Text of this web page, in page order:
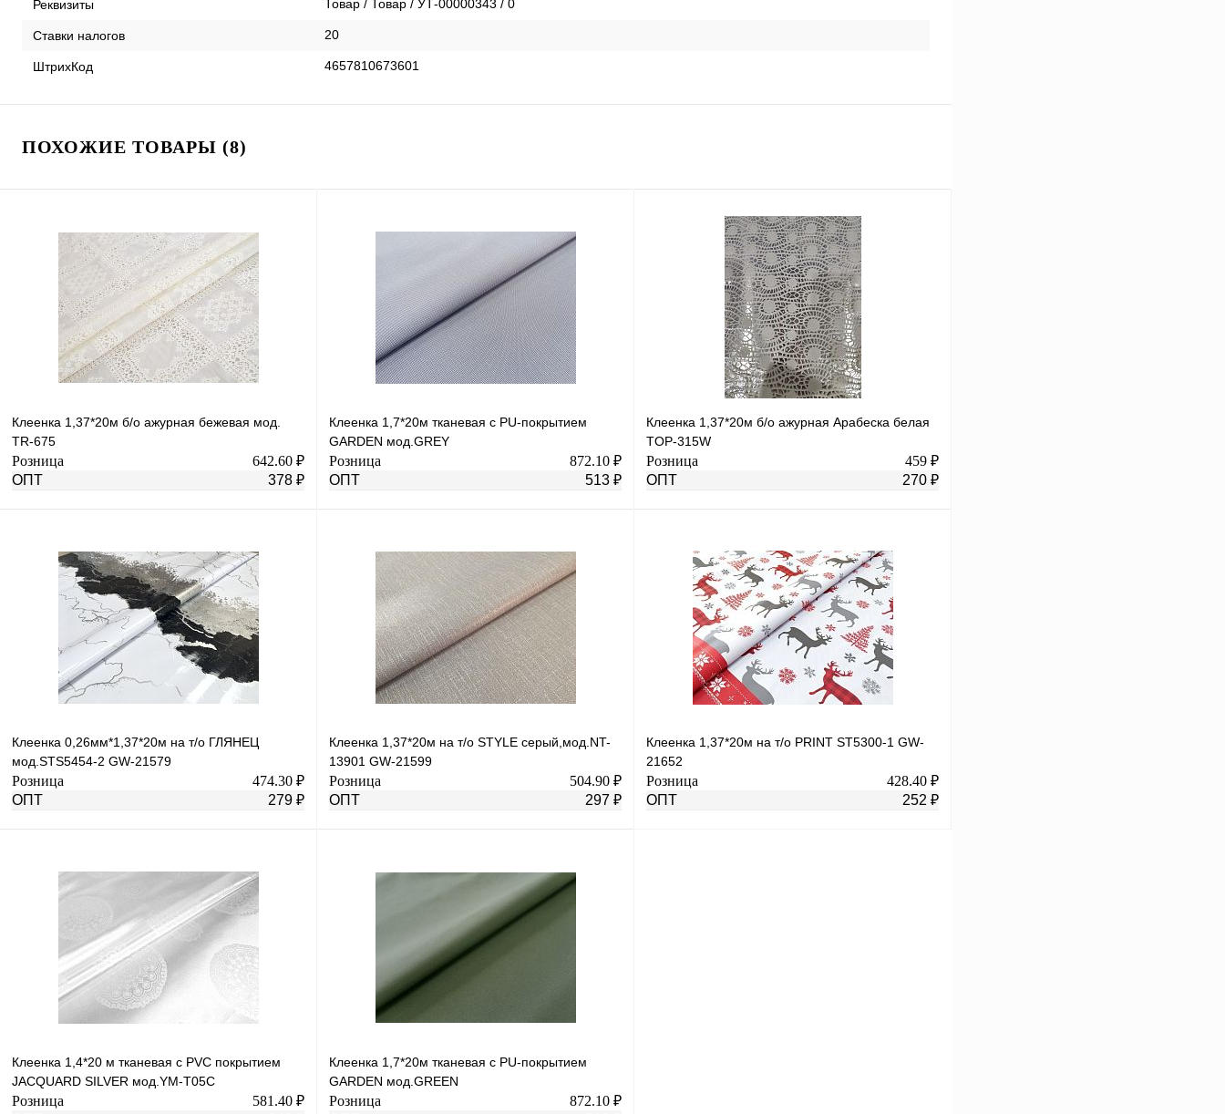
Реквизиты Товар / Товар / УТ-00000343 / 0
Ставки налогов 20
ШтрихКод 4657810673601
ПОХОЖИЕ ТОВАРЫ (8)
Клеенка 1,37*20м б/о ажурная бежевая мод.
TR-675
Розница
642.60 ₽
ОПТ
378 ₽
Купить в 1 клик К сравнению
В избранное
В
наличии
Клеенка 1,7*20м тканевая с PU-покрытием
GARDEN мод.GREY
Розница
872.10 ₽
ОПТ
513 ₽
Купить в 1 клик К сравнению
В избранное
В
наличии
Клеенка 1,37*20м б/о ажурная Арабеска белая
TOP-315W
Розница
459 ₽
ОПТ
270 ₽
Купить в 1 клик К сравнению
В избранное
В
наличии
Клеенка 0,26мм*1,37*20м на т/о ГЛЯНЕЦ
мод.SТS5454-2 GW-21579
Розница
474.30 ₽
ОПТ
279 ₽
К сравнению
В избранное
В
наличии
Клеенка 1,37*20м на т/о STYLE серый,мод.NT-
13901 GW-21599
Розница
504.90 ₽
ОПТ
297 ₽
К сравнению
Клеенка 1,37*20м на т/о PRINT ST5300-1 GW-
21652
Розница
428.40 ₽
ОПТ
252 ₽
Клеенка 1,4*20 м тканевая с PVC покрытием
JACQUARD SILVER мод.YM-T05С
Розница
581.40 ₽
Клеенка 1,7*20м тканевая с PU-покрытием
GARDEN мод.GREEN
Розница
872.10 ₽